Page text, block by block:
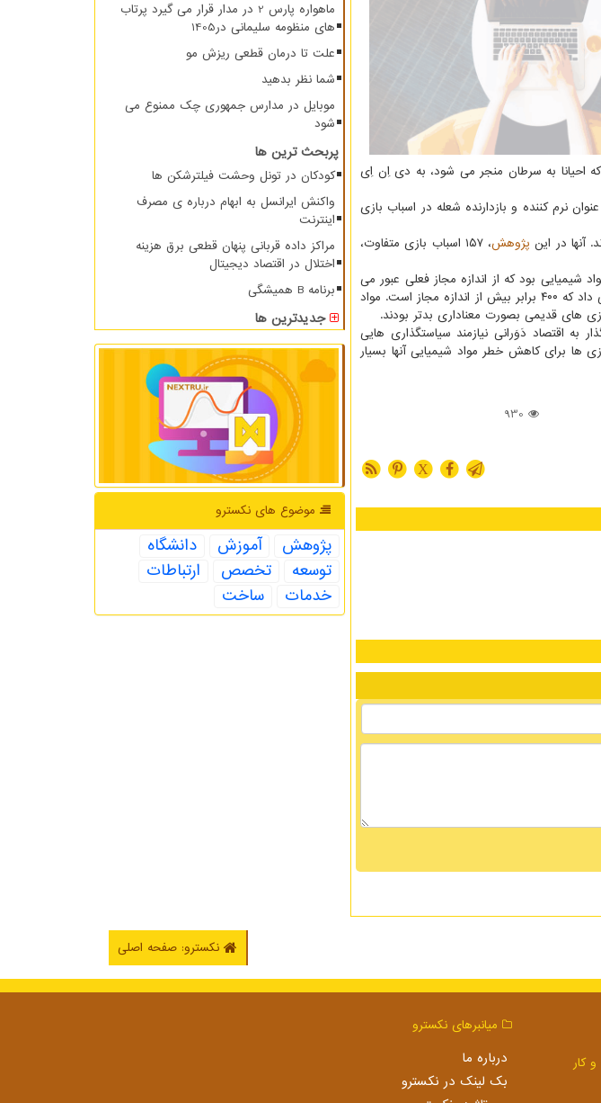
احیانا به سرطان منجر می شود، به دی اِن اِی
نرم کننده و بازدارنده شعله در اسباب بازی
آنها در این پژوهش
، ۱۵۷ اسباب بازی متفاوت،
درصد آن ها) شامل مقادیری از مواد شیمیایی بود که از اندازه مجاز فعلی عبور می
کرد؛ بطورمثال تجمع فتالات ها در خیلی از توپ های قدیمی بیش از ۴۰ درصد وزن توپ را تشکیل می داد که ۴۰۰ برابر بیش از اندازه مجاز است. مواد
اقتصاد دَوَرانی نیازمند سیاستگذاری هایی
ها برای کاهش خطر مواد شیمیایی آنها بسیار
930
X
ماهواره پارس 2 در مدار قرار می گیرد پرتاب
های منظومه سلیمانی در1405
علت تا درمان قطعی ریزش مو
شما نظر بدهید
موبایل در مدارس جمهوری چک ممنوع می
شود
پربحث ترین ها
کودکان در تونل وحشت فیلترشکن ها
واکنش ایرانسل به ابهام درباره ی مصرف
اینترنت
مراکز داده قربانی پنهان قطعی برق هزینه
اختلال در اقتصاد دیجیتال
برنامه B همیشگی
جدیدترین ها
موضوع های نكسترو
پژوهش آموزش
دانشگاه
توسعه
تخصص
ارتباطات
خدمات
ساخت
نکسترو: صفحه اصلی
میانبرهای نكسترو
درباره ما
بک لینک در نكسترو